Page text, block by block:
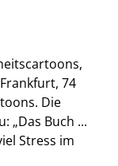
74
Die
„Das Buch ...
Stress im